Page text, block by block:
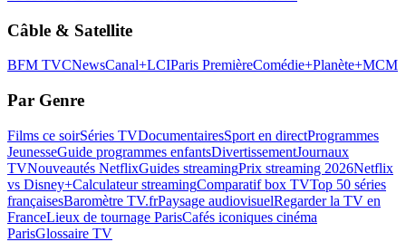
Câble & Satellite
BFM TVCNewsCanal+LCIParis PremièreComédie+Planète+MCM
Par Genre
Films ce soirSéries TVDocumentairesSport en directProgrammes
JeunesseGuide programmes enfantsDivertissementJournaux
TVNouveautés NetflixGuides streamingPrix streaming 2026Netflix
vs Disney+Calculateur streamingComparatif box TVTop 50 séries
françaisesBaromètre TV.frPaysage audiovisuelRegarder la TV en
FranceLieux de tournage ParisCafés iconiques cinéma
ParisGlossaire TV